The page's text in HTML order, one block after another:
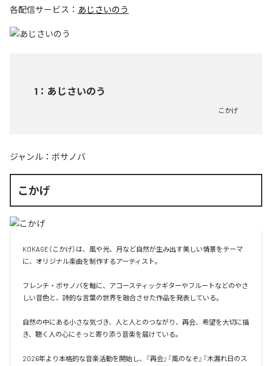
各配信サービス： あじさいのう
1 ： あじさいのう
こかげ
ジャンル： ボサノバ
こかげ
KOKAGE（こかげ）は、風や光、月など自然が生み出す美しい情景をテーマ
に、オリジナル楽曲を制作するアーティスト。
フレンチ・ボサノバを軸に、アコースティックギターやフルートなどのやさ
しい音色と、詩的な言葉の世界を融合させた作品を発表している。
自然の中にある小さな気づき、人と人とのつながり、再会、希望を大切に描
き、聴く人の心にそっと寄り添う音楽を届けている。
2026年より本格的な音楽活動を開始し、『再会』『風のなぞ』『木漏れ日のス